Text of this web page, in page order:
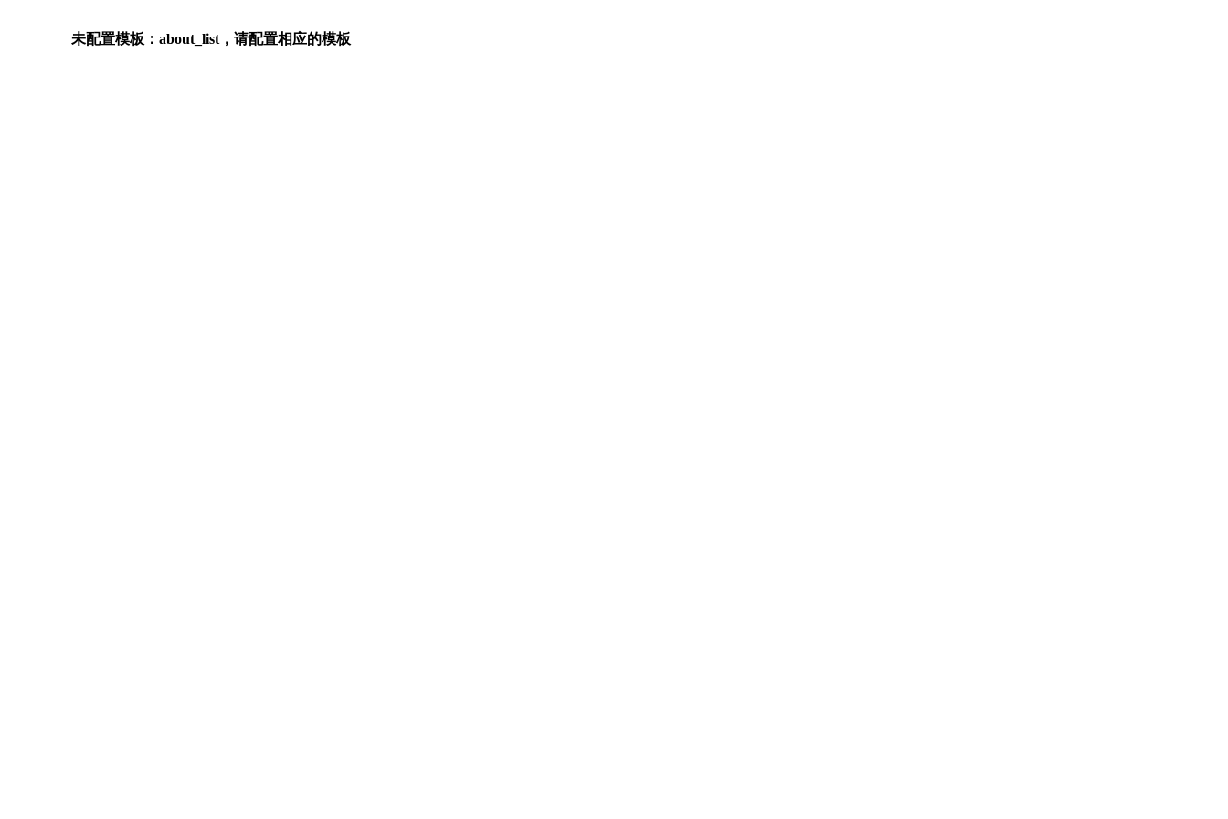
未配置模板：about_list，请配置相应的模板